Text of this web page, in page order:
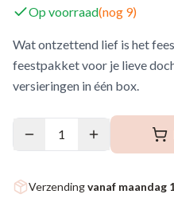
Op voorraad(nog 9)
Wat ontzettend lief is het
feestpakket voor je lieve
versieringen in één box.
1
Verzendingvanaf maandag